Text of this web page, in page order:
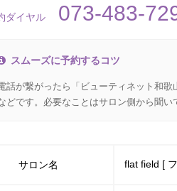
ダイヤル 073-483-
スムーズに予約するコツ
話が繋がったら「ビューティネット和
どです。必要なことはサロン側から聞い
サロン名 flat field [